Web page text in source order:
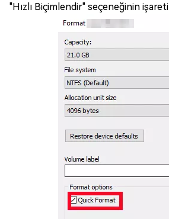
"Hızlı Biçimlendir" seçeneğinin